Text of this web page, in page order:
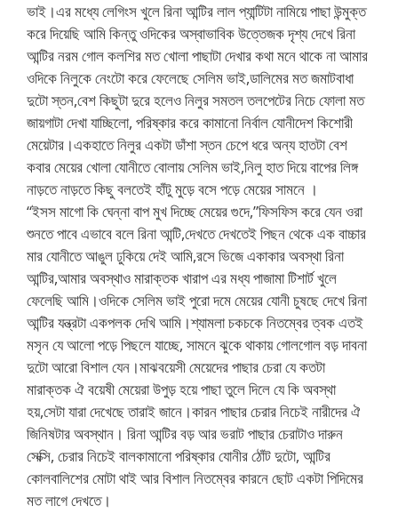
ভাই।এর মধ্যে লেগিংস খুলে রিনা আন্টির লাল প্যান্টিটা নামিয়ে পাছা উন্মুক্ত
করে দিয়েছি আমি কিন্তু ওদিকের অস্বাভাবিক উত্তেজক দৃশ্য দেখে রিনা
আন্টির নরম গোল কলশির মত খোলা পাছাটা দেখার কথা মনে থাকে না আমার
ওদিকে নিলুকে নেংটো করে ফেলেছে সেলিম ভাই,ডালিমের মত জমাটবাধা
দুটো স্তন,বেশ কিছুটা দুরে হলেও নিলুর সমতল তলপেটের নিচে ফোলা মত
জায়গাটা দেখা যাচ্ছিলো, পরিষ্কার করে কামানো নির্বাল যোনীদেশ কিশোরী
মেয়েটার।একহাতে নিলুর একটা ডাঁশা স্তন চেপে ধরে অন্য হাতটা বেশ
কবার মেয়ের খোলা যোনীতে বোলায় সেলিম ভাই,নিলু হাত দিয়ে বাপের লিঙ্গ
নাড়তে নাড়তে কিছু বলতেই হাঁটু মুড়ে বসে পড়ে মেয়ের সামনে ।
“ইসস মাগো কি ঘেন্না বাপ মুখ দিচ্ছে মেয়ের গুদে,”ফিসফিস করে যেন ওরা
শুনতে পাবে এভাবে বলে রিনা আন্টি,দেখতে দেখতেই পিছন থেকে এক বাচ্চার
মার যোনীতে আঙুল ঢুকিয়ে দেই আমি,রসে ভিজে একাকার অবস্থা রিনা
আন্টির,আমার অবস্থাও মারাক্তক খারাপ এর মধ্য পাজামা টিশার্ট খুলে
ফেলেছি আমি।ওদিকে সেলিম ভাই পুরো দমে মেয়ের যোনী চুষছে দেখে রিনা
আন্টির যন্ত্রটা একপলক দেখি আমি।শ্যামলা চকচকে নিতম্বের ত্বক এতই
মসৃন যে আলো পড়ে পিছলে যাচ্ছে, সামনে ঝুকে থাকায় গোলগোল বড় দাবনা
দুটো আরো বিশাল যেন।মাঝবয়েসী মেয়েদের পাছার চেরা যে কতটা
মারাক্তক ঐ বয়েষী মেয়েরা উপুড় হয়ে পাছা তুলে দিলে যে কি অবস্থা
হয়,সেটা যারা দেখেছে তারাই জানে।কারন পাছার চেরার নিচেই নারীদের ঐ
জিনিষটার অবস্থান। রিনা আন্টির বড় আর ভরাট পাছার চেরাটাও দারুন
সেক্সি, চেরার নিচেই বালকামানো পরিষ্কার যোনীর ঠোঁট দুটো, আন্টির
কোলবালিশের মোটা থাই আর বিশাল নিতম্বের কারনে ছোট একটা পিদিমের
মত লাগে দেখতে।